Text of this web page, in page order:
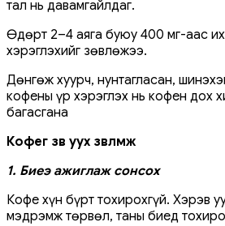
тал нь давамгайлдаг.
Өдөрт 2–4 аяга буюу 400 мг-аас
хэрэглэхийг зөвлөжээ.
Дөнгөж хуурч, нунтагласан,
кофены үр хэрэглэх нь кофен дох
багасгана
Кофег зөв уух зөвлөмж
1. Биеэ ажиглаж сонсох
Кофе хүн бүрт тохирохгүй. Хэрэв
мэдрэмж төрвөл, таны биед